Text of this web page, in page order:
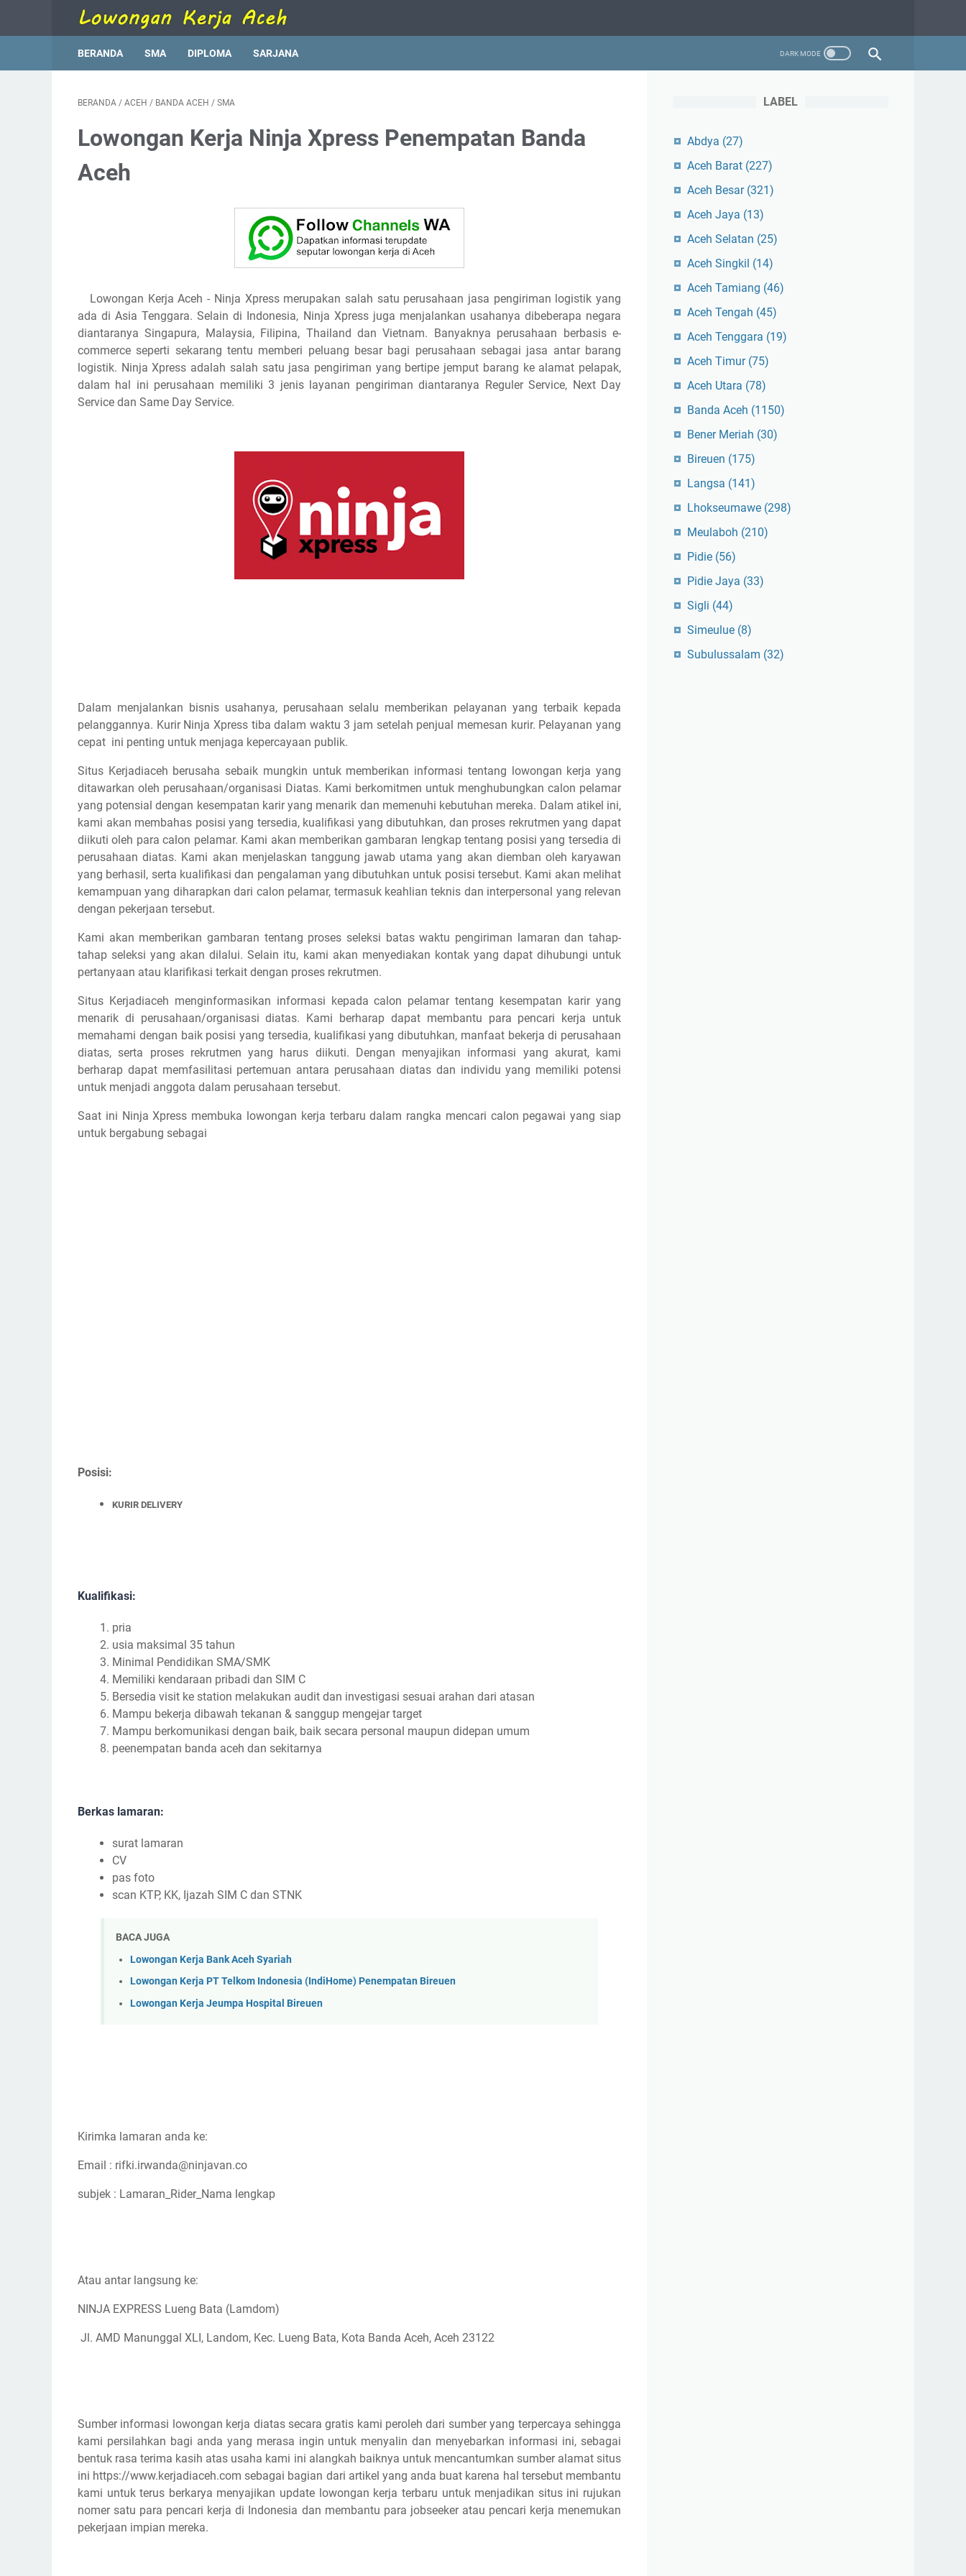
BERANDA SMA DIPLOMA SARJANA
BERANDA / ACEH / BANDA ACEH / SMA
Lowongan Kerja Ninja Xpress Penempatan Banda
Aceh
Lowongan Kerja Aceh - Ninja Xpress merupakan salah satu perusahaan jasa pengiriman logistik yang
ada di Asia Tenggara. Selain di Indonesia, Ninja Xpress juga menjalankan usahanya dibeberapa negara
diantaranya Singapura, Malaysia, Filipina, Thailand dan Vietnam. Banyaknya perusahaan berbasis e-
commerce seperti sekarang tentu memberi peluang besar bagi perusahaan sebagai jasa antar barang
logistik. Ninja Xpress adalah salah satu jasa pengiriman yang bertipe jemput barang ke alamat pelapak,
dalam hal ini perusahaan memiliki 3 jenis layanan pengiriman diantaranya Reguler Service, Next Day
Service dan Same Day Service.
Dalam menjalankan bisnis usahanya, perusahaan selalu memberikan pelayanan yang terbaik kepada
pelanggannya. Kurir Ninja Xpress tiba dalam waktu 3 jam setelah penjual memesan kurir. Pelayanan yang
cepat ini penting untuk menjaga kepercayaan publik.
Situs Kerjadiaceh berusaha sebaik mungkin untuk memberikan informasi tentang lowongan kerja yang
ditawarkan oleh perusahaan/organisasi Diatas. Kami berkomitmen untuk menghubungkan calon pelamar
yang potensial dengan kesempatan karir yang menarik dan memenuhi kebutuhan mereka. Dalam atikel ini,
kami akan membahas posisi yang tersedia, kualifikasi yang dibutuhkan, dan proses rekrutmen yang dapat
diikuti oleh para calon pelamar. Kami akan memberikan gambaran lengkap tentang posisi yang tersedia di
perusahaan diatas. Kami akan menjelaskan tanggung jawab utama yang akan diemban oleh karyawan
yang berhasil, serta kualifikasi dan pengalaman yang dibutuhkan untuk posisi tersebut. Kami akan melihat
kemampuan yang diharapkan dari calon pelamar, termasuk keahlian teknis dan interpersonal yang relevan
dengan pekerjaan tersebut.
Kami akan memberikan gambaran tentang proses seleksi batas waktu pengiriman lamaran dan tahap-
tahap seleksi yang akan dilalui. Selain itu, kami akan menyediakan kontak yang dapat dihubungi untuk
pertanyaan atau klarifikasi terkait dengan proses rekrutmen.
Situs Kerjadiaceh menginformasikan informasi kepada calon pelamar tentang kesempatan karir yang
menarik di perusahaan/organisasi diatas. Kami berharap dapat membantu para pencari kerja untuk
memahami dengan baik posisi yang tersedia, kualifikasi yang dibutuhkan, manfaat bekerja di perusahaan
diatas, serta proses rekrutmen yang harus diikuti. Dengan menyajikan informasi yang akurat, kami
berharap dapat memfasilitasi pertemuan antara perusahaan diatas dan individu yang memiliki potensi
untuk menjadi anggota dalam perusahaan tersebut.
Saat ini Ninja Xpress membuka lowongan kerja terbaru dalam rangka mencari calon pegawai yang siap
untuk bergabung sebagai
Posisi:
KURIR DELIVERY
Kualifikasi:
pria
usia maksimal 35 tahun
Minimal Pendidikan SMA/SMK
Memiliki kendaraan pribadi dan SIM C
Bersedia visit ke station melakukan audit dan investigasi sesuai arahan dari atasan
Mampu bekerja dibawah tekanan & sanggup mengejar target
Mampu berkomunikasi dengan baik, baik secara personal maupun didepan umum
peenempatan banda aceh dan sekitarnya
Berkas lamaran:
surat lamaran
CV
pas foto
scan KTP, KK, Ijazah SIM C dan STNK
BACA JUGA
Lowongan Kerja Bank Aceh Syariah
Lowongan Kerja PT Telkom Indonesia (IndiHome) Penempatan Bireuen
Lowongan Kerja Jeumpa Hospital Bireuen
Kirimka lamaran anda ke:
Email : rifki.irwanda@ninjavan.co
subjek : Lamaran_Rider_Nama lengkap
Atau antar langsung ke:
NINJA EXPRESS Lueng Bata (Lamdom)
Jl. AMD Manunggal XLI, Landom, Kec. Lueng Bata, Kota Banda Aceh, Aceh 23122
Sumber informasi lowongan kerja diatas secara gratis kami peroleh dari sumber yang terpercaya sehingga
kami persilahkan bagi anda yang merasa ingin untuk menyalin dan menyebarkan informasi ini, sebagai
bentuk rasa terima kasih atas usaha kami ini alangkah baiknya untuk mencantumkan sumber alamat situs
ini https://www.kerjadiaceh.com sebagai bagian dari artikel yang anda buat karena hal tersebut membantu
kami untuk terus berkarya menyajikan update lowongan kerja terbaru untuk menjadikan situs ini rujukan
nomer satu para pencari kerja di Indonesia dan membantu para jobseeker atau pencari kerja menemukan
pekerjaan impian mereka.
LABEL
Abdya (27)
Aceh Barat (227)
Aceh Besar (321)
Aceh Jaya (13)
Aceh Selatan (25)
Aceh Singkil (14)
Aceh Tamiang (46)
Aceh Tengah (45)
Aceh Tenggara (19)
Aceh Timur (75)
Aceh Utara (78)
Banda Aceh (1150)
Bener Meriah (30)
Bireuen (175)
Langsa (141)
Lhokseumawe (298)
Meulaboh (210)
Pidie (56)
Pidie Jaya (33)
Sigli (44)
Simeulue (8)
Subulussalam (32)